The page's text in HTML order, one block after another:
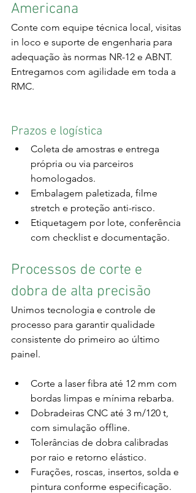
Americana
Conte com equipe técnica local, visitas
in loco e suporte de engenharia para
adequação às normas NR-12 e ABNT.
Entregamos com agilidade em toda a
RMC.
Prazos e logística
Coleta de amostras e entrega
própria ou via parceiros
homologados.
Embalagem paletizada, filme
stretch e proteção anti-risco.
Etiquetagem por lote, conferência
com checklist e documentação.
Processos de corte e
dobra de alta precisão
Unimos tecnologia e controle de
processo para garantir qualidade
consistente do primeiro ao último
painel.
Corte a laser fibra até 12 mm com
bordas limpas e mínima rebarba.
Dobradeiras CNC até 3 m/120 t,
com simulação offline.
Tolerâncias de dobra calibradas
por raio e retorno elástico.
Furações, roscas, insertos, solda e
pintura conforme especificação.